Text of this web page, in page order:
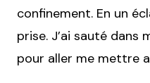
confinement. En un
prise. J’ai sauté dans
pour aller me mettre